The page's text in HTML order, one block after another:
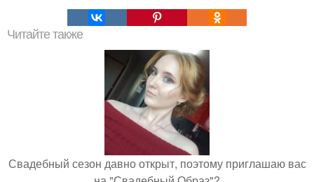
Читайте также
Свадебный сезон давно открыт, поэтому приглашаю вас